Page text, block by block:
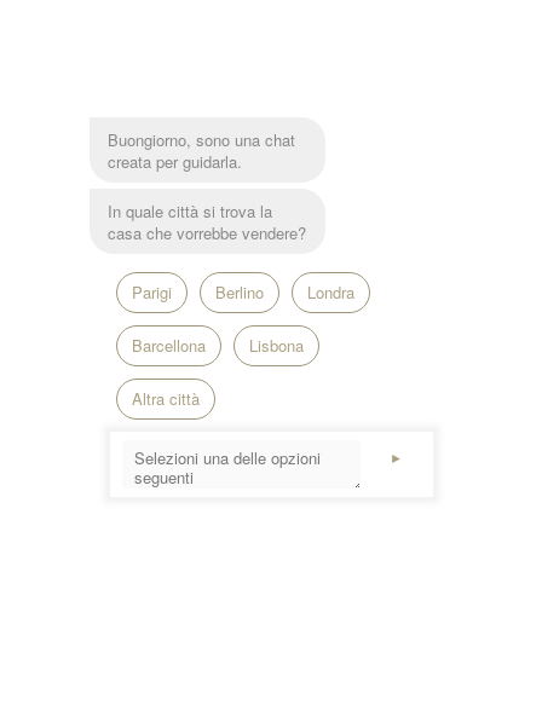
Buongiorno, sono una chat
creata per guidarla.
In quale città si trova la
casa che vorrebbe vendere?
Parigi Berlino Londra
Barcellona Lisbona
Altra città
►